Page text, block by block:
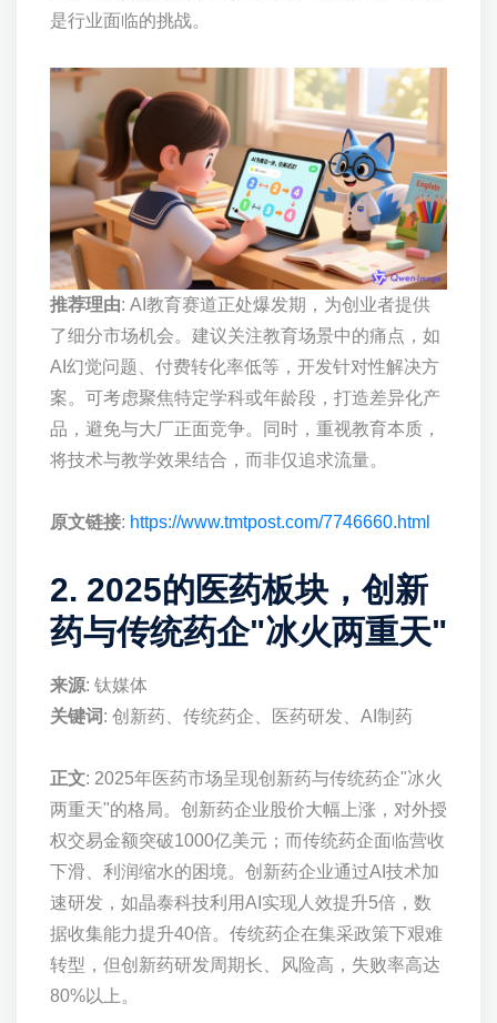
是行业面临的挑战。
推荐理由: AI教育赛道正处爆发期，为创业者提供
了细分市场机会。建议关注教育场景中的痛点，如
AI幻觉问题、付费转化率低等，开发针对性解决方
案。可考虑聚焦特定学科或年龄段，打造差异化产
品，避免与大厂正面竞争。同时，重视教育本质，
将技术与教学效果结合，而非仅追求流量。
原文链接: https://www.tmtpost.com/7746660.html
2. 2025的医药板块，创新
药与传统药企"冰火两重天"
来源: 钛媒体
关键词 : 创新药、传统药企、医药研发、AI制药
正文: 2025年医药市场呈现创新药与传统药企"冰火
两重天"的格局。创新药企业股价大幅上涨，对外授
权交易金额突破1000亿美元；而传统药企面临营收
下滑、利润缩水的困境。创新药企业通过AI技术加
速研发，如晶泰科技利用AI实现人效提升5倍，数
据收集能力提升40倍。传统药企在集采政策下艰难
转型，但创新药研发周期长、风险高，失败率高达
80%以上。